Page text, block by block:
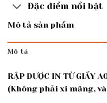
Đặc điểm nổi bật
Mô tả sản phẩm
Mô tả
RẬP ĐƯỢC IN TỪ GIẤY
(Không phải xi măng,